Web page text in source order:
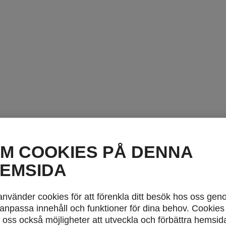
COOKIES PÅ DENNA
cookies för att förenkla ditt besök hos oss
innehåll och funktioner för dina behov. Cookies
oss också möjligheter att utveckla och förbättra